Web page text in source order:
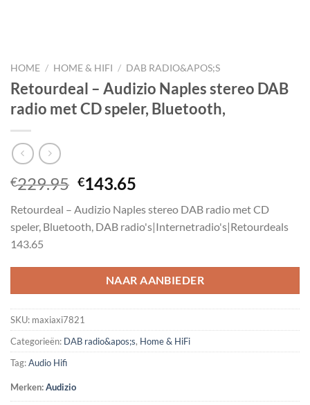
HOME / HOME & HIFI / DAB RADIO&APOS;S
Retourdeal – Audizio Naples stereo DAB
radio met CD speler, Bluetooth,
€229.95 Oorspronkelijke
was:
€229.95.
€143.65
is:
€143.65.
Retourdeal – Audizio Naples stereo DAB radio met CD
speler, Bluetooth, DAB radio's|Internetradio's|Retourdeals
143.65
NAAR AANBIEDER
SKU: maxiaxi7821
Categorieën: DAB radio&apos;s, Home & HiFi
Tag:Audio Hifi
Merken:Audizio